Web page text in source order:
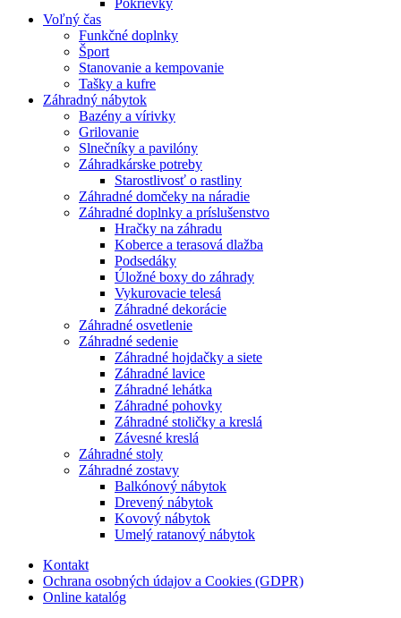
Voľný čas
Funkčné doplnky
Šport
Stanovanie a kempovanie
Tašky a kufre
Záhradný nábytok
Bazény a vírivky
Grilovanie
Slnečníky a pavilóny
Záhradkárske potreby
Starostlivosť o rastliny
Záhradné domčeky na náradie
Záhradné doplnky a príslušenstvo
Hračky na záhradu
Koberce a terasová dlažba
Podsedáky
Úložné boxy do záhrady
Vykurovacie telesá
Záhradné dekorácie
Záhradné osvetlenie
Záhradné sedenie
Záhradné hojdačky a siete
Záhradné lavice
Záhradné lehátka
Záhradné pohovky
Záhradné stoličky a kreslá
Závesné kreslá
Záhradné stoly
Záhradné zostavy
Balkónový nábytok
Drevený nábytok
Kovový nábytok
Umelý ratanový nábytok
Kontakt
Ochrana osobných údajov a Cookies (GDPR)
Online katalóg